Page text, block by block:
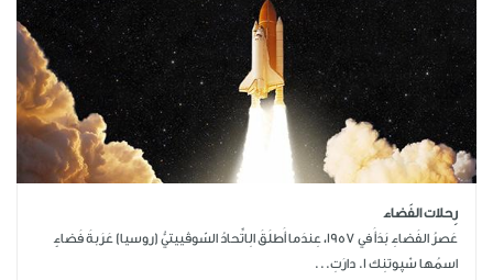
رِحلات الفَضاء
عَصرُ الفَضاءِ بَدَأَ في 1957، عِندَما أَطلَقَ الِاتِّحادُ السّوڤييتيُّ (روسيا) عَرَبةَ فَضاءٍ
اسمُها سْپوتنِك 1. دارَتِ...